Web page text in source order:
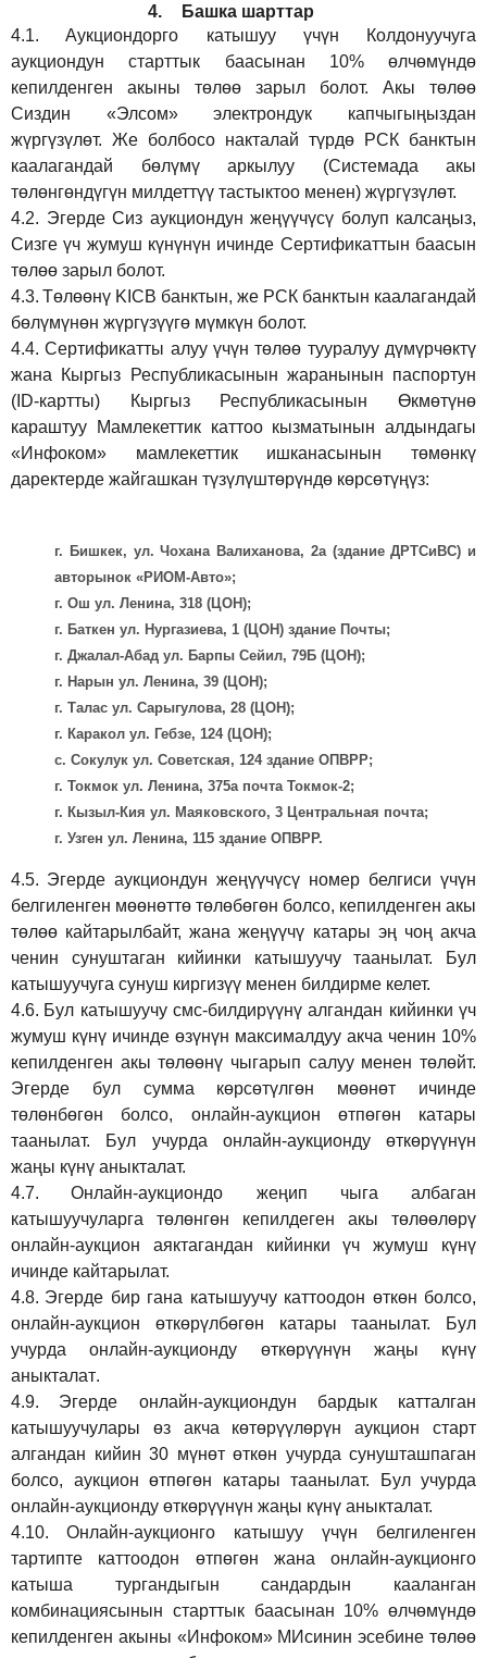
4.
Башка шарттар
4.1.
Аукциондорго катышуу үчүн Колдонуучуга
аукциондун старттык баасынан 10% өлчөмүндө
кепилденген акыны төлөө зарыл болот. Акы төлөө
Сиздин «Элсом»электрондук капчыгыңыздан
жүргүзүлөт. Же болбосо накталай түрдө РСК банктын
каалагандай бөлүмү аркылуу (Системада акы
төлөнгөндүгүн милдеттүү тастыктоо менен) жүргүзүлөт.
4.2. Эгерде Сиз аукциондун жеңүүчүсү болуп калсаңыз,
Сизге үч жумуш күнүнүн ичинде Сертификаттын баасын
төлөө зарыл болот.
4.3. Төлөөнү KICB банктын, же РСК банктын каалагандай
бөлүмүнөн жүргүзүүгө мүмкүн болот.
4.4.Сертификатты алуу үчүн төлөө тууралуу дүмүрчөктү
жана Кыргыз Республикасынын жаранынын паспортун
(ID-картты) Кыргыз Республикасынын Өкмөтүнө
караштуу Мамлекеттик каттоо кызматынын алдындагы
«Инфоком» мамлекеттик ишканасынын төмөнкү
даректерде жайгашкан түзүлүштөрүндө көрсөтүңүз:
г. Бишкек, ул. Чохана Валиханова, 2а (здание ДРТСиВС) и
авторынок «РИОМ-Авто»;
г. Ош ул. Ленина, 318 (ЦОН);
г. Баткен ул. Нургазиева, 1 (ЦОН) здание Почты;
г. Джалал-Абад ул. Барпы Сейил, 79Б (ЦОН);
г. Нарын ул. Ленина, 39 (ЦОН);
г. Талас ул. Сарыгулова, 28 (ЦОН);
г. Каракол ул. Гебзе, 124 (ЦОН);
с. Сокулук ул. Советская, 124 здание ОПВРР;
г. Токмок ул. Ленина, 375а почта Токмок-2;
г. Кызыл-Кия ул. Маяковского, 3 Центральная почта;
г. Узген ул. Ленина, 115 здание ОПВРР.
4.5. Эгерде аукциондун жеңүүчүсү номер белгиси үчүн
белгиленген мөөнөттө төлөбөгөн болсо, кепилденген акы
төлөө кайтарылбайт, жана жеңүүчү катары эң чоң акча
ченин сунуштаган кийинки катышуучу таанылат. Бул
катышуучуга сунуш киргизүү менен билдирме келет.
4.6. Бул катышуучу смс-билдирүүнү алгандан кийинки үч
жумуш күнү ичинде өзүнүн максималдуу акча ченин 10%
кепилденген акы төлөөнү чыгарып салуу менен төлөйт.
Эгерде бул сумма көрсөтүлгөн мөөнөт ичинде
төлөнбөгөн болсо, онлайн-аукцион өтпөгөн катары
таанылат. Бул учурда онлайн-аукционду өткөрүүнүн
жаңы күнү аныкталат.
4.7.
Онлайн-аукциондо жеңип чыга албаган
катышуучуларга төлөнгөн кепилдеген акы төлөөлөрү
онлайн-аукцион аяктагандан кийинки үч жумуш күнү
ичинде кайтарылат.
4.8. Эгерде бир гана катышуучу каттоодон өткөн болсо,
онлайн-аукцион өткөрүлбөгөн катары таанылат.
Бул
учурда онлайн-аукционду өткөрүүнүн жаңы күнү
аныкталат.
4.9.
Эгерде онлайн-аукциондун бардык катталган
катышуучулары өз акча көтөрүүлөрүн аукцион старт
алгандан кийин 30 мүнөт өткөн учурда сунушташпаган
болсо, аукцион өтпөгөн катары таанылат. Бул учурда
онлайн-аукционду өткөрүүнүн жаңы күнү аныкталат.
4.10.
Онлайн-аукционго катышуу үчүн белгиленген
тартипте каттоодон өтпөгөн жана онлайн-аукционго
катыша тургандыгын сандардын кааланган
комбинациясынын старттык баасынан 10% өлчөмүндө
кепилденген акыны «Инфоком» МИсинин эсебине төлөө